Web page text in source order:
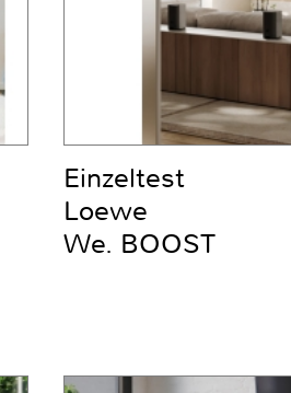
Einzeltest
Loewe
We. BOOST